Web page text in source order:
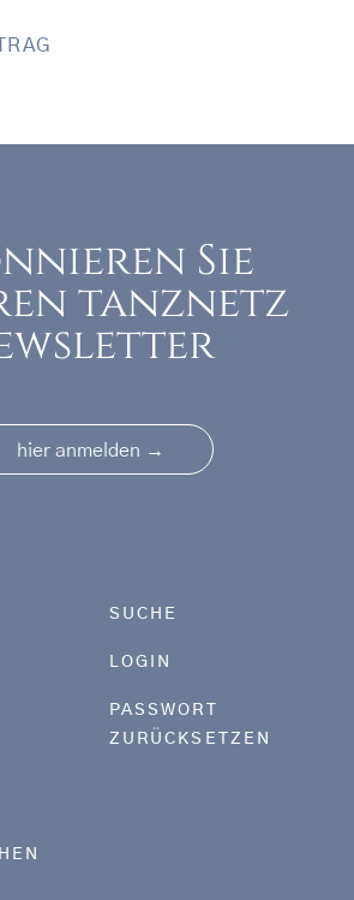
Sie
tanznetz
hier anmelden →
SUCHE
LOGIN
PASSWORT
ZURÜCKSETZEN